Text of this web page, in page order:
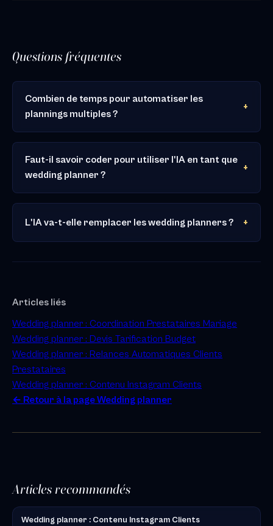
Questions fréquentes
Combien de temps pour automatiser les
plannings multiples ?
Faut-il savoir coder pour utiliser l'IA en tant que
wedding planner ?
L'IA va-t-elle remplacer les wedding planners ?
Articles liés
Wedding planner : Coordination Prestataires Mariage
Wedding planner : Devis Tarification Budget
Wedding planner : Relances Automatiques Clients
Prestataires
Wedding planner : Contenu Instagram Clients
← Retour à la page Wedding planner
Articles recommandés
Wedding planner : Contenu Instagram Clients